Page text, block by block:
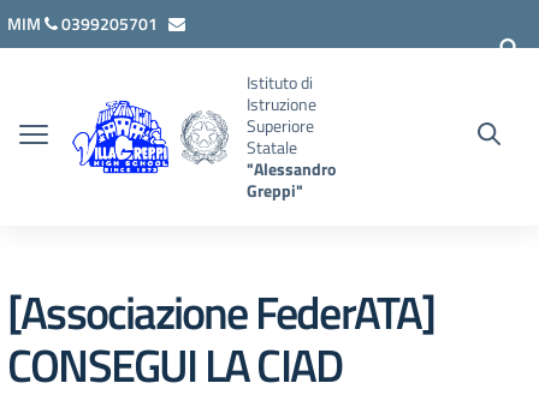
Vai ai contenuti
Vai al menu di navigazione
Vai al footer
MIM
0399205701
Istituto di
Istruzione
Superiore
Statale
"Alessandro
Greppi"
[Associazione FederATA]
CONSEGUI LA CIAD